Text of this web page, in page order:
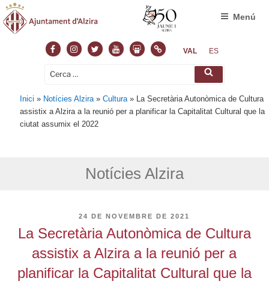
FacebookInstagram
TwitterYoutubeSlideshare
NormasVAL ES
Cerca: Cerca
Menú
Inici » Notícies Alzira »Cultura » La Secretària Autonòmica de Cultura
assistix a Alzira a la reunió per a planificar la Capitalitat Cultural que la
ciutat assumix el 2022
Notícies Alzira
PUBLICAT
A
24 DE NOVEMBRE DE 2021
La Secretària Autonòmica de Cultura
assistix a Alzira a la reunió per a
planificar la Capitalitat Cultural que la